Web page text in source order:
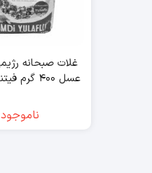
غلات صبحانه
عسل ۴۰۰
ناموجود